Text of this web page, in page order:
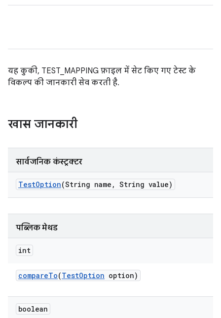
यह कुकी, TEST_MAPPING फ़ाइल में सेट किए गए टेस्ट के
विकल्प की जानकारी सेव करती है.
खास जानकारी
सार्वजनिक कंस्ट्रक्टर
TestOption(String name , String value)
पब्लिक मेथड
int
compareTo(TestOption option)
boolean